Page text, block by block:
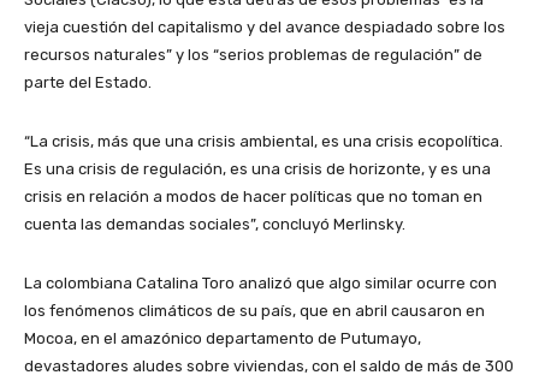
vieja cuestión del capitalismo y del avance despiadado sobre los
recursos naturales” y los “serios problemas de regulación” de
parte del Estado.
“La crisis, más que una crisis ambiental, es una crisis ecopolítica.
Es una crisis de regulación, es una crisis de horizonte, y es una
crisis en relación a modos de hacer políticas que no toman en
cuenta las demandas sociales”, concluyó Merlinsky.
La colombiana Catalina Toro analizó que algo similar ocurre con
los fenómenos climáticos de su país, que en abril causaron en
Mocoa, en el amazónico departamento de Putumayo,
devastadores aludes sobre viviendas, con el saldo de más de 300